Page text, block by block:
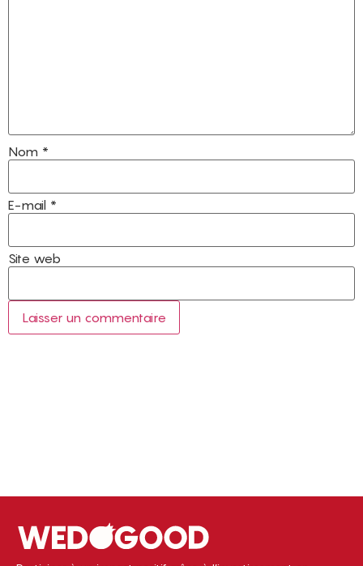
Nom *
E-mail *
Site web